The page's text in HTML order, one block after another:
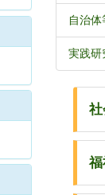
自治
実践研